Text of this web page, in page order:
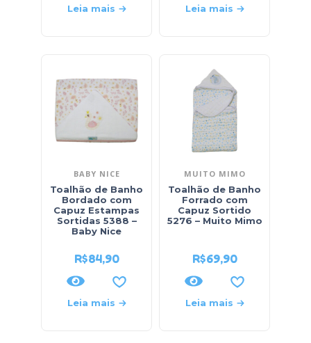
Leia mais Leia mais
BABY NICE
Toalhão de Banho
Bordado com
Capuz Estampas
Sortidas 5388 –
Baby Nice
R$84,90
Leia mais
MUITO MIMO
Toalhão de Banho
Forrado com
Capuz Sortido
5276 – Muito Mimo
R$69,90
Leia mais